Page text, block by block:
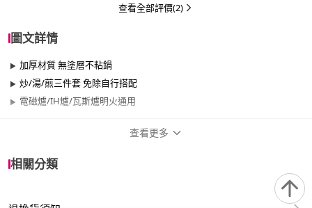
查看全部評價(2)
圖文詳情
加厚材質 無塗層不粘鍋
炒/湯/煎三件套 免除自行搭配
電磁爐/IH爐/瓦斯爐明火通用
查看更多
相關分類